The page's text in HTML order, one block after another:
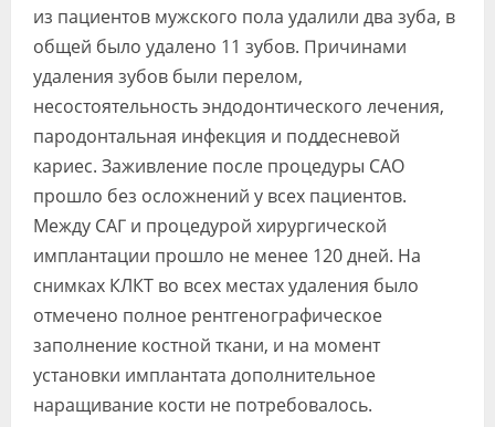
из пациентов мужского пола удалили два зуба, в
общей было удалено 11 зубов. Причинами
удаления зубов были перелом,
несостоятельность эндодонтического лечения,
пародонтальная инфекция и поддесневой
кариес. Заживление после процедуры CАО
прошло без осложнений у всех пациентов.
Между САГ и процедурой хирургической
имплантации прошло не менее 120 дней. На
снимках КЛКТ во всех местах удаления было
отмечено полное рентгенографическое
заполнение костной ткани, и на момент
установки имплантата дополнительное
наращивание кости не потребовалось.